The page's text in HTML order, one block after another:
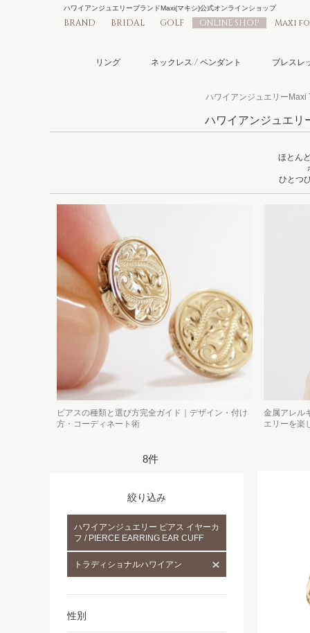
BRAND BRIDAL GOLF ONLINE SHOP Maxi
ハワイアンジュエリーブランドMaxi(マキシ)公式オンラインショップ
リング ネックレス / ペンダント ブレスレ
ハワイアンジュエリーMaxi
ハワイアンジュエリ
ほとん
ひとつ
ピアスの種類と選び方完全ガイド｜デザイン・付け
方・コーディネート術
金属アレル
エリーを楽
8件
絞り込み
ハワイアンジュエリー ピアス イヤーカ
フ / PIERCE EARRING EAR CUFF
トラディショナルハワイアン
性別